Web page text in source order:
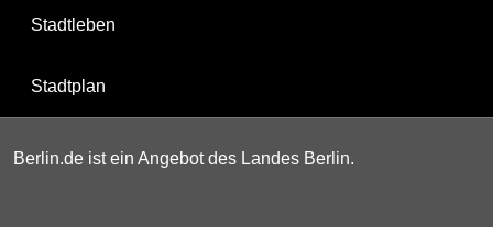
Stadtleben
Stadtplan
Berlin.de ist ein Angebot des Landes Berlin.